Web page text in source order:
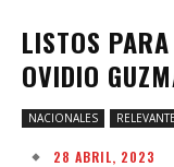
LISTOS
OVIDIO
NACIONALES
28 ABRIL, 2023